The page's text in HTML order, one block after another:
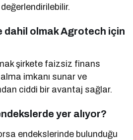
dahil olmak Agrotech için
şirkete faizsiz finans
imkanı sunar ve
ciddi bir avantaj sağlar.
yer alıyor?
endekslerinde bulunduğu